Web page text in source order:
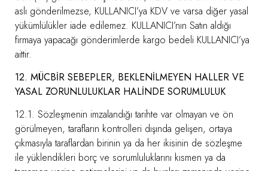
aslı gönderilmezse, KULLANICI’ya KDV ve varsa diğer yasal
yükümlülükler iade edilemez. KULLANICI’nın Satın aldığı
firmaya yapacağı gönderimlerde kargo bedeli KULLANICI’ya
aittir.
12. MÜCBİR SEBEPLER, BEKLENİLMEYEN HALLER VE
YASAL ZORUNLULUKLAR HALİNDE SORUMLULUK
12.1. Sözleşmenin imzalandığı tarihte var olmayan ve ön
görülmeyen, tarafların kontrolleri dışında gelişen, ortaya
çıkmasıyla taraflardan birinin ya da her ikisinin de sözleşme
ile yüklendikleri borç ve sorumluluklarını kısmen ya da